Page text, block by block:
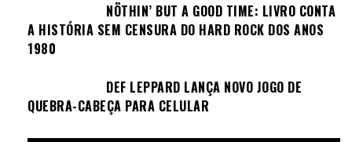
NÖTHIN’ BUT A GOOD TIME: LIVRO CONTA
A HISTÓRIA SEM CENSURA DO HARD ROCK DOS ANOS
1980
DEF LEPPARD LANÇA NOVO JOGO DE
QUEBRA-CABEÇA PARA CELULAR